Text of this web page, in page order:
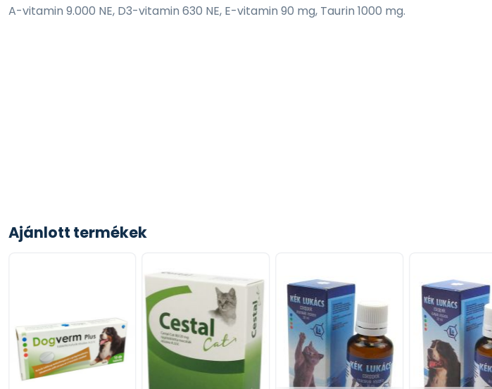
A-vitamin 9.000 NE, D3-vitamin 630 NE, E-vitamin 90 mg, Taurin 1000 mg.
Ajánlott termékek